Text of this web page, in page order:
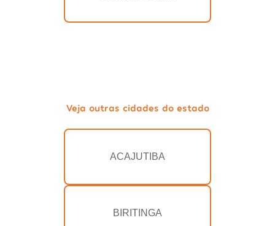
Veja outras cidades do estado
ACAJUTIBA
BIRITINGA